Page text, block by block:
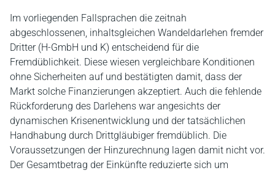
Im vorliegenden Fallsprachen die zeitnah
abgeschlossenen, inhaltsgleichen Wandeldarlehen fremder
Dritter (H-GmbH und K) entscheidend für die
Fremdüblichkeit. Diese wiesen vergleichbare Konditionen
ohne Sicherheiten auf und bestätigten damit, dass der
Markt solche Finanzierungen akzeptiert. Auch die fehlende
Rückforderung des Darlehens war angesichts der
dynamischen Krisenentwicklung und der tatsächlichen
Handhabung durch Drittgläubiger fremdüblich. Die
Voraussetzungen der Hinzurechnung lagen damit nicht vor.
Der Gesamtbetrag der Einkünfte reduzierte sich um